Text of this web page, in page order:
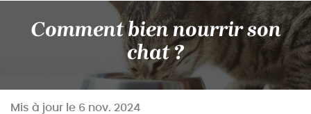
Comment bien nourrir son
chat ?
Mis à jour le 6 nov. 2024